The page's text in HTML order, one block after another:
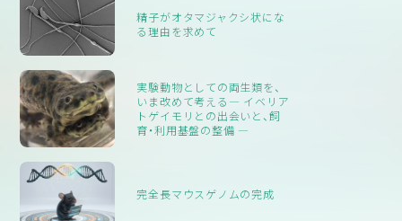
めの環境で動物が飼育されています。このSPF環境を維持するた
めには、バリア施設が必要であり、動物室内を陽圧に保つことによ
り外からの病原体の侵入をブロックするような特殊な構造の建物
に、実験従事者および動物の厳密な入退室管理、滅菌・消毒した飼
料や水、ケージの供給・使用など、大変なコストと労力を掛けて管
理運営が行われています。
ちなみに、SPF環境維持が適切に行われていることを保証するた
めに、定期的な微生物モニタリングが実施されています。例えば、
実験動物中央研究所
した場合、12〜19項目のSPF対象微生物検査セットで14,500〜
精子がオタマジャクシ状にな
る理由を求めて
実験動物としての両生類を、
いま改めて考える― イベリア
トゲイモリとの出会いと、飼
育・利用基盤の整備 ―
完全長マウスゲノムの完成